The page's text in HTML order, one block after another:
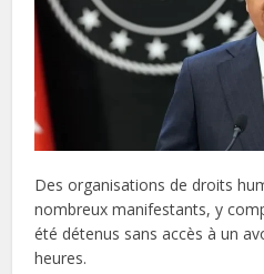
Des organisations de droits
nombreux manifestants, y
été détenus sans accès à un
heures.